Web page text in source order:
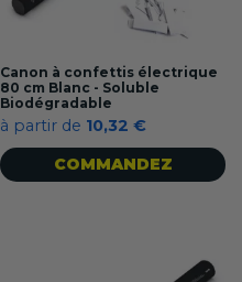
Canon à confettis électrique
80 cm Blanc - Soluble
Biodégradable
à partir de 10,32 €
COMMANDEZ